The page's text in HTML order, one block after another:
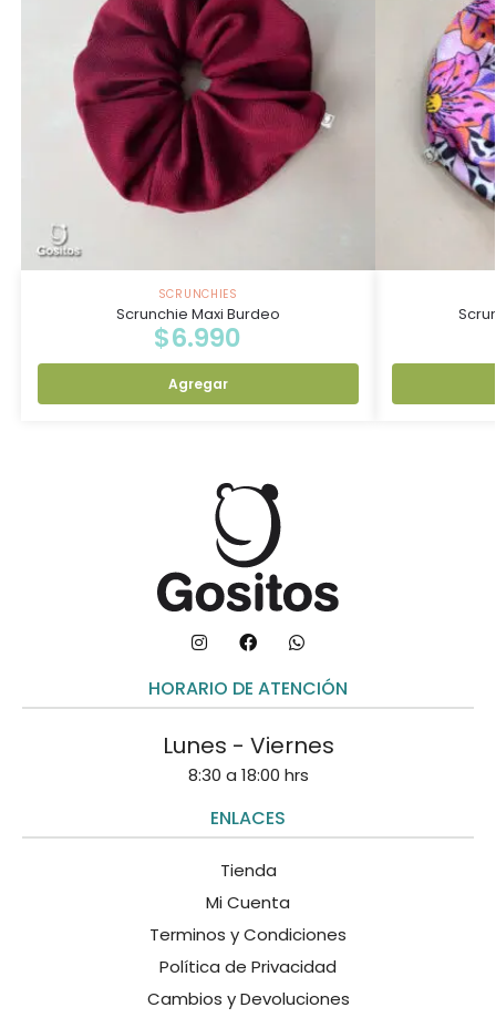
SCRUNCHIES
Scrunchie Maxi Burdeo
$6.990
Agregar
HORARIO DE ATENCIÓN
Lunes - Viernes
8:30 a 18:00 hrs
ENLACES
Tienda
Mi Cuenta
Terminos y Condiciones
Política de Privacidad
Cambios y Devoluciones